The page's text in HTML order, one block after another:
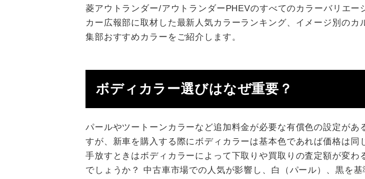
菱アウトランダー/アウトランダーPHEVのすべてのカラーバリエー
カー広報部に取材した最新人気カラーランキング、イメージ別のカ
集部おすすめカラーをご紹介します。
ボディカラー選びはなぜ重要？
パールやツートーンカラーなど追加料金が必要な有償色の設定があ
すが、新車を購入する際にボディカラーは基本色であれば価格は同
手放すときはボディカラーによって下取りや買取りの査定額が変わ
でしょうか？ 中古車市場での人気が影響し、白（パール）、黒を